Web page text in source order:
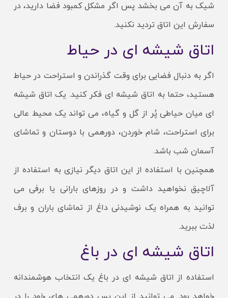
شیک به آن می بخشد پس اگر مشکل کمبود فضا دارید، در
سفارش این اتاق تردید نکنید.
اتاق شیشه ای در حیاط
اگر به دنبال فضایی برای وقت گذراندن و استراحت در حیاط
هستید، حتما به اتاق شیشه ای فکر کنید. یک اتاق شیشه
ای میان حیاطی پُر از گل و گیاه، می تواند یک محیط عالی
برای استراحت، شام خوردن، دورهمی با دوستان و تماشای
آسمان شب باشد.
همچنین با استفاده از این اتاق دیگر نیازی به استفاده از
آلاچیق نخواهید داشت و در روزهای بارانی یا برفی می
توانید به همراه یک نوشیدنی داغ از تماشای باران و برف
لذت ببرید.
اتاق شیشه ای در باغ
استفاده از اتاق شیشه ای در باغ یک انتخاب هوشمندانه